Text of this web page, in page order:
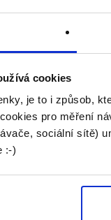
cookies
je to i způsob,
pro měření
sociální sítě)
:-)